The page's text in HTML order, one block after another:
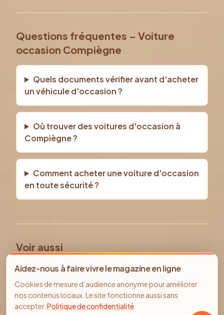
Questions fréquentes – Voiture
occasion Compiègne
Quels documents vérifier avant d'acheter
un véhicule d'occasion ?
Où trouver des voitures d'occasion à
Compiègne ?
Comment acheter une voiture d'occasion
en toute sécurité ?
Voir aussi
Tous les véhicules d'occasion
Voiture occasion Compiègne
Annonces immobilier Compiègne
Offres d'emploi Compiègne
Aidez-nous à faire vivre le magazine en ligne
Cookies de mesure d’audience anonyme pour améliorer
nos contenus locaux. Le site fonctionne aussi sans
accepter. Politique de confidentialité